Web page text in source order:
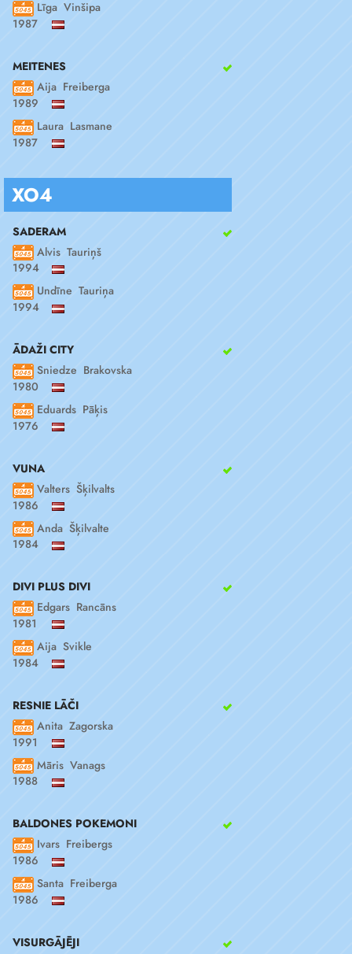
Līga Vinšipa
1987
MEITENES
Aija Freiberga
1989
Laura Lasmane
1987
XO4
SADERAM
Alvis Tauriņš
1994
Undīne Tauriņa
1994
ĀDAŽI CITY
Sniedze Brakovska
1980
Eduards Pāķis
1976
VUNA
Valters Šķilvalts
1986
Anda Šķilvalte
1984
DIVI PLUS DIVI
Edgars Rancāns
1981
Aija Svikle
1984
RESNIE LĀČI
Anita Zagorska
1991
Māris Vanags
1988
BALDONES POKEMONI
Ivars Freibergs
1986
Santa Freiberga
1986
VISURGĀJĒJI